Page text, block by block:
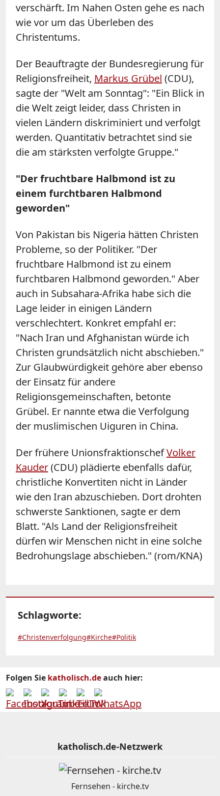
verschärft. Im Nahen Osten gehe es nach
wie vor um das Überleben des
Christentums.
Der Beauftragte der Bundesregierung für
Religionsfreiheit, Markus Grübel (CDU),
sagte der "Welt am Sonntag": "Ein Blick in
die Welt zeigt leider, dass Christen in
vielen Ländern diskriminiert und verfolgt
werden. Quantitativ betrachtet sind sie
die am stärksten verfolgte Gruppe."
"Der fruchtbare Halbmond ist zu
einem furchtbaren Halbmond
geworden"
Von Pakistan bis Nigeria hätten Christen
Probleme, so der Politiker. "Der
fruchtbare Halbmond ist zu einem
furchtbaren Halbmond geworden." Aber
auch in Subsahara-Afrika habe sich die
Lage leider in einigen Ländern
verschlechtert. Konkret empfahl er:
"Nach Iran und Afghanistan würde ich
Christen grundsätzlich nicht abschieben."
Zur Glaubwürdigkeit gehöre aber ebenso
der Einsatz für andere
Religionsgemeinschaften, betonte
Grübel. Er nannte etwa die Verfolgung
der muslimischen Uiguren in China.
Der frühere UnionsfraktionschefVolker
Kauder(CDU) plädierte ebenfalls dafür,
christliche Konvertiten nicht in Länder
wie den Iran abzuschieben. Dort drohten
schwerste Sanktionen, sagte er dem
Blatt. "Als Land der Religionsfreiheit
dürfen wir Menschen nicht in eine solche
Bedrohungslage abschieben." (rom/KNA)
Schlagworte:
#Christenverfolgung#Kirche#Politik
Folgen Sie katholisch.deauch hier:
katholisch.de-Netzwerk
Fernsehen - kirche.tv